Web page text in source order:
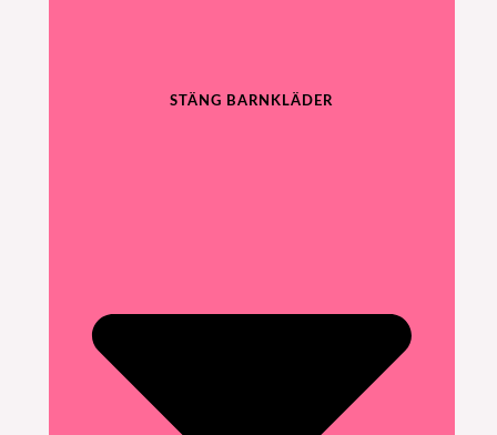
STÄNG BARNKLÄDER